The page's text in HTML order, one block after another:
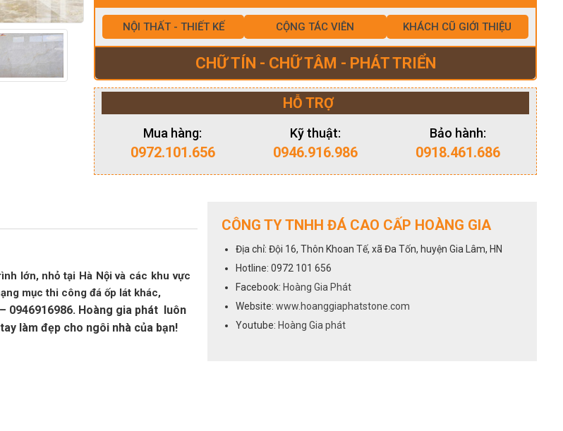
NỘI THẤT - THIẾT KẾ CỘNG TÁC VIÊN KHÁCH CŨ GIỚI THIỆU
CHỮ TÍN - CHỮ TÂM - PHÁT TRIỂN
HỖ TRỢ
Mua hàng:
0972.101.656
Kỹ thuật:
0946.916.986
Bảo hành:
0918.461.686
lớn, nhỏ tại Hà Nội và các khu vực
mục thi công đá ốp lát khác,
0946916986. Hoàng gia phát luôn
làm đẹp cho ngôi nhà của bạn!
CÔNG TY TNHH ĐÁ CAO CẤP HOÀNG GIA
Địa chỉ: Đội 16, Thôn Khoan Tế, xã Đa Tốn, huyện Gia Lâm, HN
Hotline: 0972 101 656
Facebook: Hoàng Gia Phát
Website: www.hoanggiaphatstone.com
Youtube: Hoàng Gia phát